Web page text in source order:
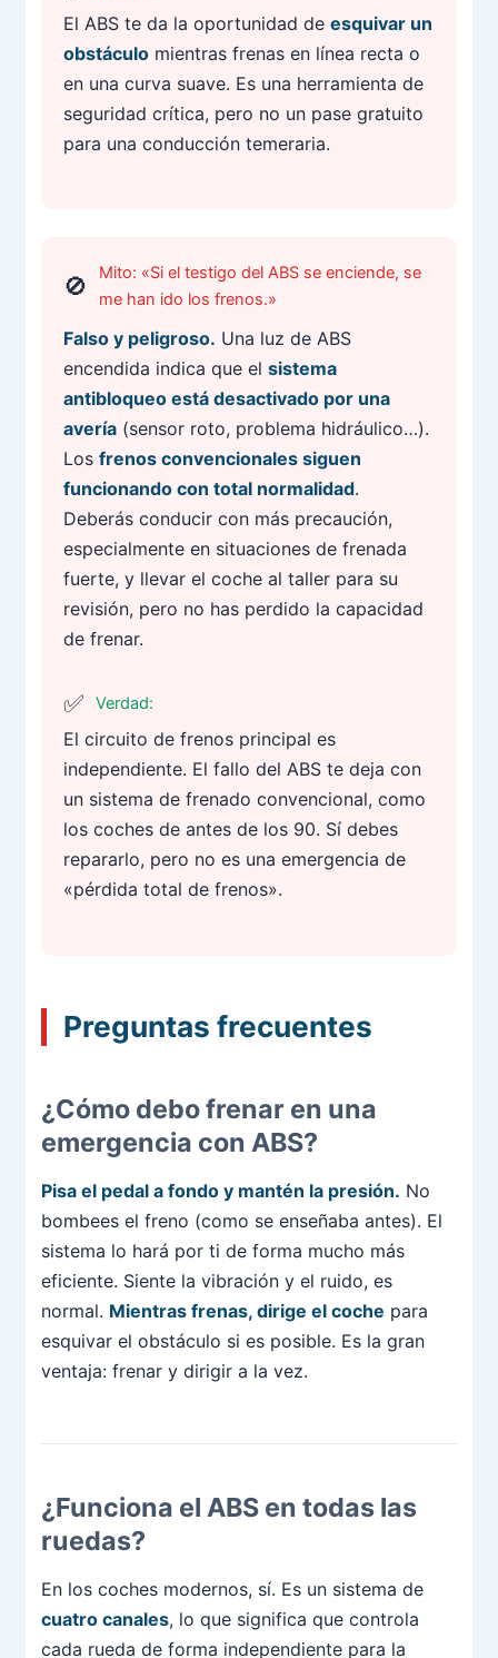
El ABS te da la oportunidad deesquivar un
obstáculo mientras frenas en línea recta o
en una curva suave. Es una herramienta de
seguridad crítica, pero no un pase gratuito
para una conducción temeraria.
Mito: «Si el testigo del ABS se enciende, se
me han ido los frenos.»
Falso y peligroso. Una luz de ABS
encendida indica que elsistema
antibloqueo está desactivado por una
avería (sensor roto, problema hidráulico…).
Losfrenos convencionales siguen
funcionando con total normalidad.
Deberás conducir con más precaución,
especialmente en situaciones de frenada
fuerte, y llevar el coche al taller para su
revisión, pero no has perdido la capacidad
de frenar.
Verdad:
El circuito de frenos principal es
independiente. El fallo del ABS te deja con
un sistema de frenado convencional, como
los coches de antes de los 90. Sí debes
repararlo, pero no es una emergencia de
«pérdida total de frenos».
Preguntas frecuentes
¿Cómo debo frenar en una
emergencia con ABS?
Pisa el pedal a fondo y mantén la presión. No
bombees el freno (como se enseñaba antes). El
sistema lo hará por ti de forma mucho más
eficiente. Siente la vibración y el ruido, es
normal. Mientras frenas, dirige el coche para
esquivar el obstáculo si es posible. Es la gran
ventaja: frenar y dirigir a la vez.
¿Funciona el ABS en todas las
ruedas?
En los coches modernos, sí. Es un sistema de
cuatro canales, lo que significa que controla
cada rueda de forma independiente para la